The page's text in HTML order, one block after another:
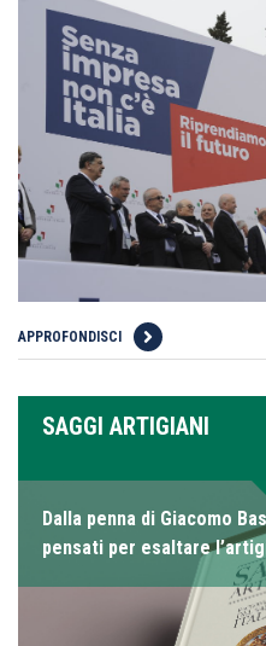
APPROFONDISCI
SAGGI ARTIGIANI
Dalla penna di Giacomo
pensati per esaltare